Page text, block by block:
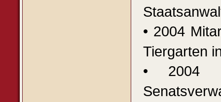
• 2004
Tiergarten
• 2004